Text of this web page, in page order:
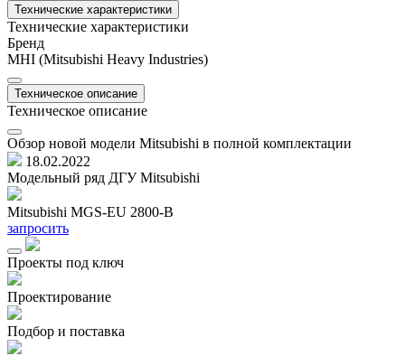
Технические характеристики
Технические характеристики
Бренд
MHI (Mitsubishi Heavy Industries)
Техническое описание
Техническое описание
Обзор новой модели Mitsubishi в полной комплектации
18.02.2022
Модельный ряд ДГУ Mitsubishi
Mitsubishi MGS-EU 2800-B
запросить
Проекты под ключ
Проектирование
Подбор и поставка